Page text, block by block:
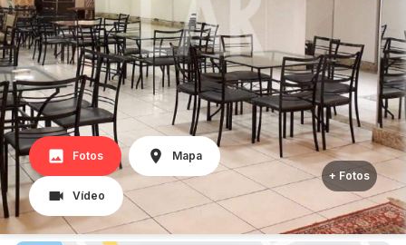
Fotos Mapa
Vídeo
+ Fotos